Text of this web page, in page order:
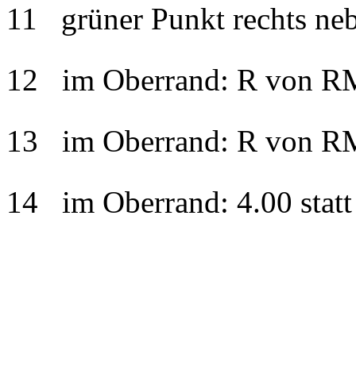
11 grüner Punkt rechts
12 im Oberrand: R von
13 im Oberrand: R von
14 im Oberrand: 4.00